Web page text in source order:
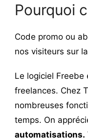
Pourquoi
Code promo ou
nos visiteurs sur
Le logiciel
freelances. Chez
nombreuses
temps. On
automatisations.